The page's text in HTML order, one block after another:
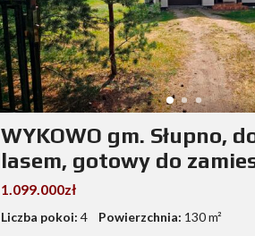
WYKOWO gm. Słupno,
lasem, gotowy do
1.099.000zł
Liczba pokoi: 4 Powierzchnia: 130 m²